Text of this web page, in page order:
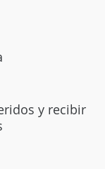
y recibir